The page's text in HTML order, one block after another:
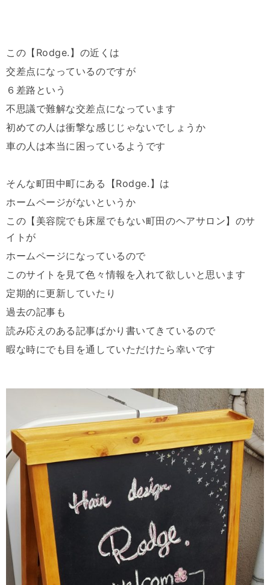
この【Rodge.】の近くは
交差点になっているのですが
６差路という
不思議で難解な交差点になっています
初めての人は衝撃な感じじゃないでしょうか
車の人は本当に困っているようです
そんな町田中町にある【Rodge.】は
ホームページがないというか
この【美容院でも床屋でもない町田のヘアサロン】のサ
イトが
ホームページになっているので
このサイトを見て色々情報を入れて欲しいと思います
定期的に更新していたり
過去の記事も
読み応えのある記事ばかり書いてきているので
暇な時にでも目を通していただけたら幸いです